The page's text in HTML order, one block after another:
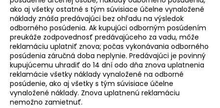
ako aj všetky ostatné s tým súvisiace účelne vynaložené
náklady znáša predávajúci bez ohľadu na výsledok
odborného posúdenia. Ak kupujúci odborným posúdením
preukáže zodpovednosť predávajúceho za vadu, môže
reklamáciu uplatniť znova; počas vykonávania odborného
posúdenia záručná doba neplynie. Predávajúci je povinný
kupujúcemu uhradiť do 14 dní odo dňa znova uplatnenia
reklamácie všetky náklady vynaložené na odborné
posúdenie, ako aj všetky s tým súvisiace účelne
vynaložené náklady. Znova uplatnenú reklamáciu
nemožno zamietnuť.